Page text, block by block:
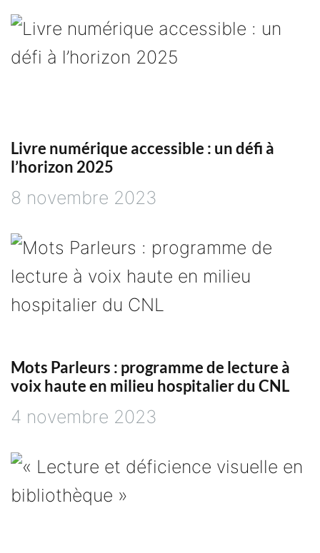
e
Livre numérique accessible : un défi à
l’horizon 2025
8 novembre 2023
Mots Parleurs : programme de lecture à
voix haute en milieu hospitalier du CNL
4 novembre 2023